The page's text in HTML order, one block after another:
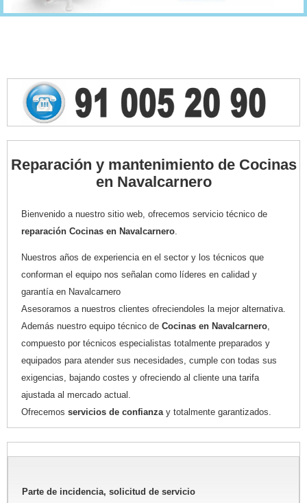
Reparación y mantenimiento de Cocinas
en Navalcarnero
Bienvenido a nuestro sitio web, ofrecemos servicio técnico de
reparación Cocinas en Navalcarnero.
Nuestros años de experiencia en el sector y los técnicos que
conforman el equipo nos señalan como líderes en calidad y
garantía en Navalcarnero
Asesoramos a nuestros clientes ofreciendoles la mejor alternativa.
Además nuestro equipo técnico de Cocinas en Navalcarnero,
compuesto por técnicos especialistas totalmente preparados y
equipados para atender sus necesidades, cumple con todas sus
exigencias, bajando costes y ofreciendo al cliente una tarifa
ajustada al mercado actual.
Ofrecemos servicios de confianzay totalmente garantizados.
Parte de incidencia, solicitud de servicio